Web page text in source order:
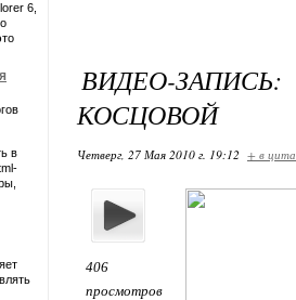
6,
в
ВИДЕО-
КОСЦОВОЙ
Четверг, 27 Мая 2010 г. 19:12 + в
406
просмотров